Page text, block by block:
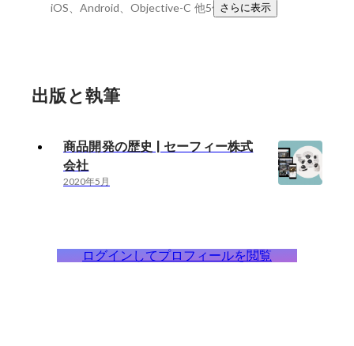
iOS、Android、Objective-C 他5件さらに表示
出版と執筆
商品開発の歴史 | セーフィー株式
会社
2020年5月
ログインしてプロフィールを閲覧